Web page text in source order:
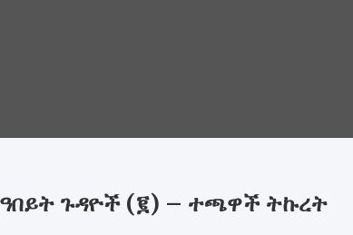
ጉዳዮች (፪) – ተጫዋች ትኩረት